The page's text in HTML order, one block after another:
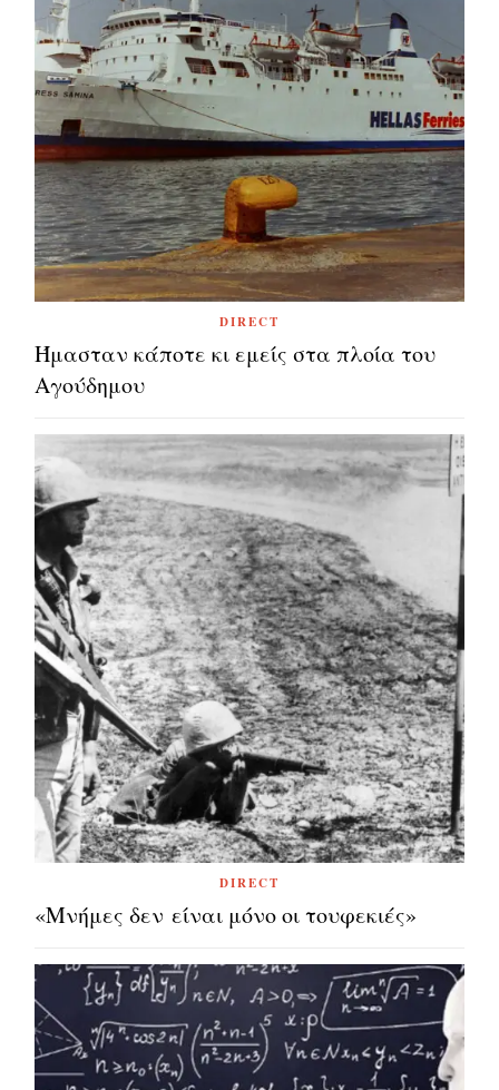
DIRECT
Ήμασταν κάποτε κι εμείς στα πλοία του
Αγούδημου
DIRECT
«Μνήμες δεν είναι μόνο οι τουφεκιές»